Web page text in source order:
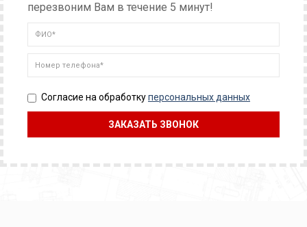
перезвоним Вам в течение 5 минут!
Согласие на обработкуперсональных данных